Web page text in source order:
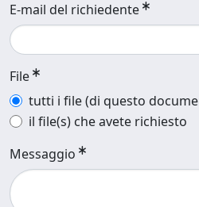
E-mail del richiedente
File
tutti i file (di questo
il file(s) che avete richiesto
Messaggio